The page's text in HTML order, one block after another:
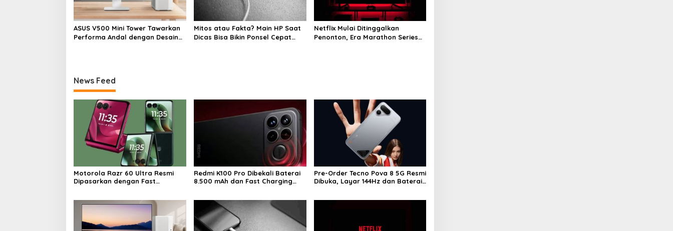
ASUS V500 Mini Tower Tawarkan
Performa Andal dengan Desain
Mitos atau Fakta? Main HP Saat
Dicas Bisa Bikin Ponsel Cepat
Netflix Mulai Ditinggalkan
Penonton, Era Marathon Series
News Feed
Motorola Razr 60 Ultra Resmi
Dipasarkan dengan Fast
Redmi K100 Pro Dibekali Baterai
8.500 mAh dan Fast Charging
Pre-Order Tecno Pova 8 5G Resmi
Dibuka, Layar 144Hz dan Baterai